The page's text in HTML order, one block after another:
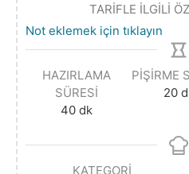
TARİFLE İLGİLİ
Not eklemek için tıklayın
HAZIRLAMA
SÜRESI
40 dk
PIŞIRME
20
KATEGORI